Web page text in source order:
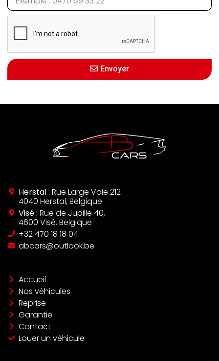
Envoyer
Herstal : Rue Large Voie 212
4040 Herstal, Belgique
Visé : Rue de Jupille 40,
4600 Visé, Belgique
‪+32 470 18 18 04‬
abcars@outlook.be
Accueil
Nos véhicules
Reprise
Garantie
Contact
Louer un véhicule